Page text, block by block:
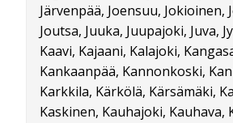
Järvenpää, Joensuu, Jokioinen,
Joutsa, Juuka, Juupajoki, Juva,
Kaavi, Kajaani, Kalajoki,
Kankaanpää, Kannonkoski,
Karkkila, Kärkölä, Kärsämäki,
Kaskinen, Kauhajoki, Kauhava,